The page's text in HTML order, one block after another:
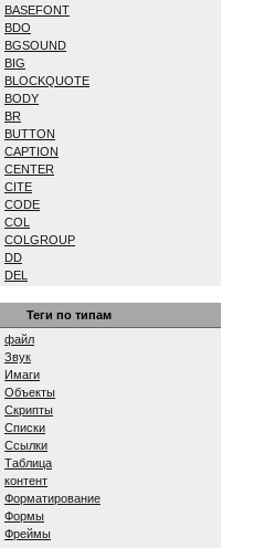
BASEFONT
BDO
BGSOUND
BIG
BLOCKQUOTE
BODY
BR
BUTTON
CAPTION
CENTER
CITE
CODE
COL
COLGROUP
DD
DEL
DL
DT
EM
EMBED
FIELDSET
FONT
FORM
FRAME
FRAMESET
H1...H6
HEAD
HR
ШТМЛ
Теги по типам
файл
Звук
Имаги
Объекты
Скрипты
Списки
Ссылки
Таблица
контент
Форматирование
Формы
Фреймы